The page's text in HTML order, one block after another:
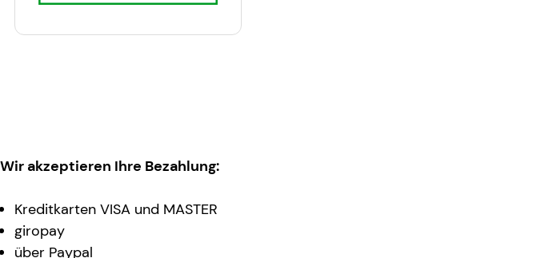
Wir akzeptieren Ihre Bezahlung:
Kreditkarten VISA und MASTER
giropay
über Paypal